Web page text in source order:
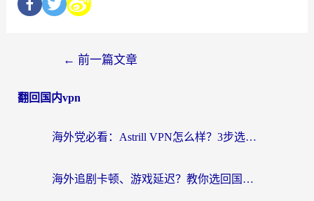
← 前一篇文章
翻回国内vpn
海外党必看：Astrill VPN怎么样？3步选对回国加速器实现无缝刷剧玩游戏
海外追剧卡顿、游戏延迟？教你选回国加速器，附免费加速器试用一小时福利